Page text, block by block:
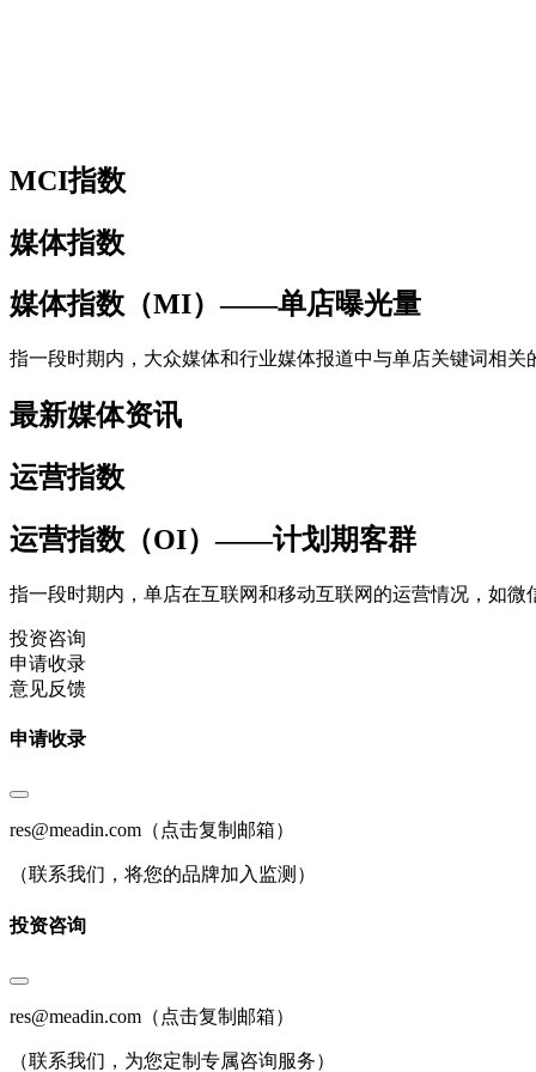
MCI指数
媒体指数
媒体指数（MI）——单店曝光量
指一段时期内，大众媒体和行业媒体报道中与单店关键词相关
最新媒体资讯
运营指数
运营指数（OI）——计划期客群
指一段时期内，单店在互联网和移动互联网的运营情况，如微
投资咨询
申请收录
意见反馈
申请收录
res@meadin.com （点击复制邮箱）
（联系我们，将您的品牌加入监测）
投资咨询
res@meadin.com （点击复制邮箱）
（联系我们，为您定制专属咨询服务）